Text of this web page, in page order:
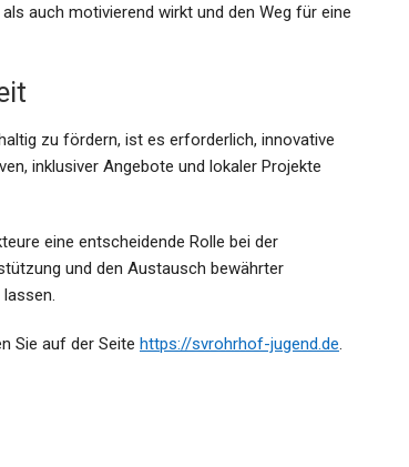
auch motivierend wirkt und den Weg für eine
zu fördern, ist es erforderlich, innovative
inklusiver Angebote und lokaler Projekte
eine entscheidende Rolle bei der
und den Austausch bewährter
Sie auf der Seite https://svrohrhof-jugend.de.